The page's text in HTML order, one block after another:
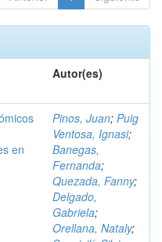
Autor(es)
en
Pinos, Juan; Puig
Ventosa, Ignasi;
Banegas,
Fernanda;
Quezada, Fanny;
Delgado,
Gabriela;
Orellana, Nataly;